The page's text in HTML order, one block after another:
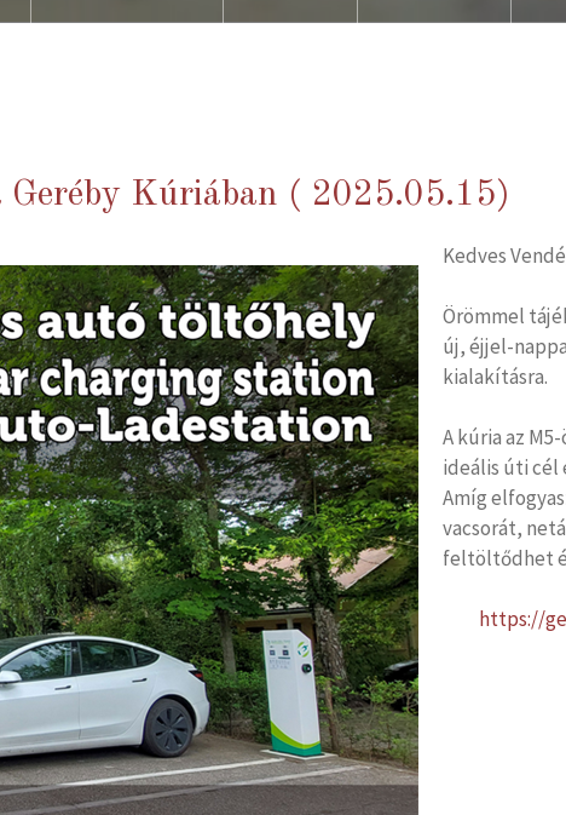
Kúriában ( 2025.05.15)
Kedves
Örömmel
új, éjjel-
kialakításra.
A kúria az
ideális úti cél
Amíg
vacsorát,
feltöltődhet
https://